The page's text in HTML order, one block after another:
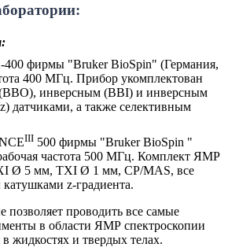
400 фирмы "Bruker BioSpin" (Германия,
400 МГц. Прибор укомплектован
инверсным (BBI) и инверсным
датчиками, а также селективным
III 500 фирмы "Bruker BioSpin "
частота 500 МГц. Комплект ЯМР
Ø 5 мм, TXI Ø 1 мм, CP/MAS, все
z-градиента.
проводить все самые
в области ЯМР спектроскопии
жидкостях и твердых телах.